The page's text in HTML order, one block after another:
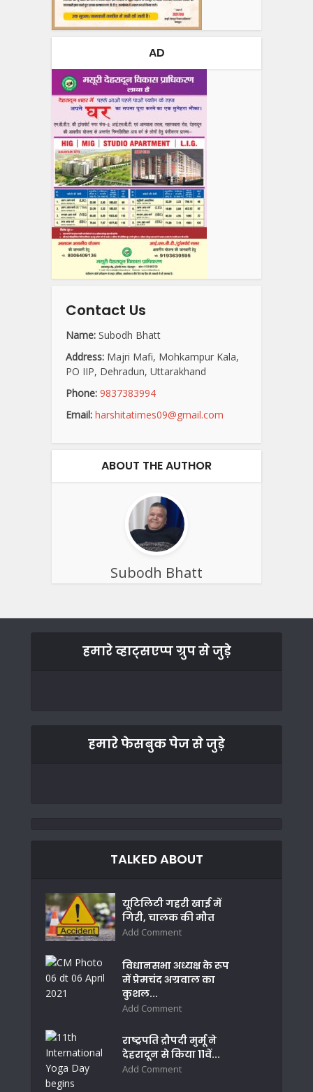
AD
Contact Us
Name: Subodh Bhatt
Address: Majri Mafi, Mohkampur Kala,
PO IIP, Dehradun, Uttarakhand
Phone: 9837383994
Email: harshitatimes09@gmail.com
ABOUT THE AUTHOR
Subodh Bhatt
हमारे व्हाट्सएप्प ग्रुप से जुड़े
हमारे फेसबुक पेज से जुड़े
TALKED ABOUT
यूटिलिटी गहरी खाई में
गिरी, चालक की मौत
Add Comment
विधानसभा अध्यक्ष के रूप
में प्रेमचंद अग्रवाल का
कुशल...
Add Comment
राष्ट्रपति द्रौपदी मुर्मू ने
देहरादून से किया 11वें...
Add Comment